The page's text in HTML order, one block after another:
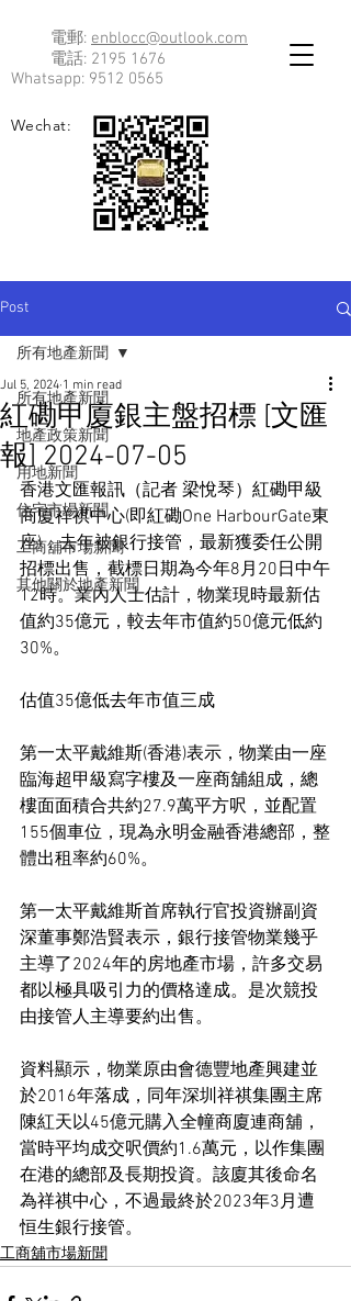
電郵: enblocc@outlook.com
電話: 2195 1676
Whatsapp: 9512 0565
Wechat:
Post
所有地產新聞
地產政策新聞
用地新聞
住宅市場新聞
工商舖市場新聞
其他關於地產新聞
所有地產新聞
紅磡甲廈銀主盤招標 [文匯
報] 2024-07-05
Jul 5, 2024 1 min read
香港文匯報訊（記者 梁悅琴）紅磡甲級
商廈祥祺中心(即紅磡One HarbourGate東
座)，去年被銀行接管，最新獲委任公開
招標出售，截標日期為今年8月20日中午
12時。業內人士估計，物業現時最新估
值約35億元，較去年市值約50億元低約
30%。
估值35億低去年市值三成
第一太平戴維斯(香港)表示，物業由一座
臨海超甲級寫字樓及一座商舖組成，總
樓面面積合共約27.9萬平方呎，並配置
155個車位，現為永明金融香港總部，整
體出租率約60%。
第一太平戴維斯首席執行官投資辦副資
深董事鄭浩賢表示，銀行接管物業幾乎
主導了2024年的房地產市場，許多交易
都以極具吸引力的價格達成。是次競投
由接管人主導要約出售。
資料顯示，物業原由會德豐地產興建並
於2016年落成，同年深圳祥祺集團主席
陳紅天以45億元購入全幢商廈連商舖，
當時平均成交呎價約1.6萬元，以作集團
在港的總部及長期投資。該廈其後命名
為祥祺中心，不過最終於2023年3月遭
恒生銀行接管。
工商舖市場新聞